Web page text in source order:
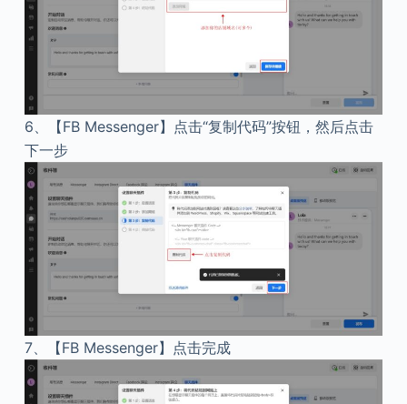
6、
【FB Messenger】点击“复制代码”按钮，然后点击
下一步
7、 【FB Messenger】点击完成